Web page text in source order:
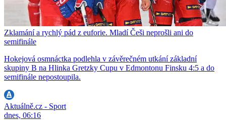
Zklamání a rychlý pád z euforie. Mladí Češi neprošli ani do
semifinále
Hokejová osmnáctka podlehla v závěrečném utkání základní
skupiny B na Hlinka Gretzky Cupu v Edmontonu Finsku 4:5 a do
semifinále nepostoupila.
Aktuálně.cz - Sport
dnes, 06:16